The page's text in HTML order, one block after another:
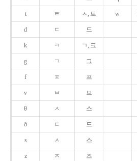
t ㅌ ㅅ, 트 w
d ㄷ 드
k ㅋ ㄱ, 크
g ㄱ 그
f ㅍ 프
v ㅂ 브
θ ㅅ 스
ð ㄷ 드
s ㅅ 스
z ㅈ 즈